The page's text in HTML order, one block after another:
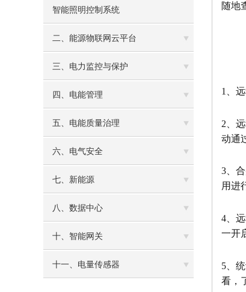
智能照明控制系统
二、能源物联网云平台
三、电力监控与保护
四、电能管理
五、电能质量治理
六、电气安全
七、新能源
八、数据中心
十、智能网关
十一、电量传感器
随地
1、
2、
动通
3、
用进
4、
一开
5、
看，